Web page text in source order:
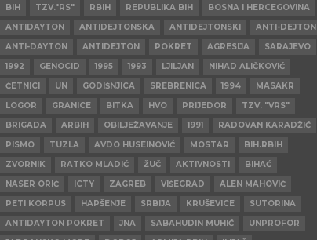
BIH TZV."RS" RBIH REPUBLIKA BIH
BOSNA I HERCEGOVINA
ANTIDAYTON
ANTIDEJTONSKA ANTIDEJTONSKI
ANTI-DEJTON
ANTI-DAYTON
ANTIDEJTON POKRET AGRESIJA
SARAJEVO
1992
GENOCID 1995 1993 LJILJAN
NIHAD ALIČKOVIĆ
ČETNICI
UN GODIŠNJICA SREBRENICA 1994
MASAKR
LOGOR
GRANICE BITKA HVO PRIJEDOR
TZV. "VRS"
BRIGADA
ARBIH OBILJEŽAVANJE 1991
RADOVAN KARADŽIĆ
PISMO
TUZLA AVDO HUSEINOVIĆ MOSTAR
BIH.RBIH
ZVORNIK
RATKO MLADIĆ ŽUČ AKTIVNOSTI
BIHAĆ
NASER ORIĆ
ICTY ZAGREB VIŠEGRAD
ALEN MAHOVIĆ
PETI KORPUS
HAPŠENJE SRBIJA KRUŠEVICE
SUTORINA
ANTIDAYTON POKRET
JNA SABAHUDIN MUHIĆ
UNPROFOR